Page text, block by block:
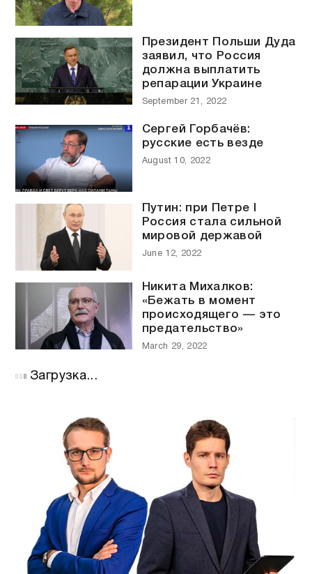
Президент Польши Дуда
заявил, что Россия
должна выплатить
репарации Украине
September 21, 2022
Сергей Горбачёв:
русские есть везде
August 10, 2022
Путин: при Петре I
Россия стала сильной
мировой державой
June 12, 2022
Никита Михалков:
«Бежать в момент
происходящего — это
предательство»
March 29, 2022
Загрузка...